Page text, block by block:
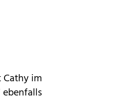
im
ebenfalls